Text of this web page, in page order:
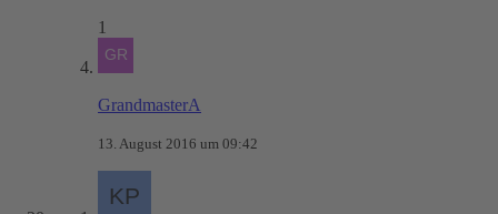
1
GrandmasterA
13. August 2016 um 09:42